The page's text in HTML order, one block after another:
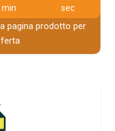
min sec
pagina prodotto per